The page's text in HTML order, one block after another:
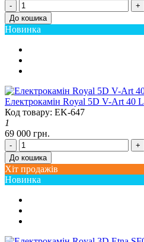
-
+
До кошика
Новинка
Електрокамін Royal 5D V-Art 40 L
Код товару: EK-647
1
69 000 грн.
-
+
До кошика
Хіт продажів
Новинка